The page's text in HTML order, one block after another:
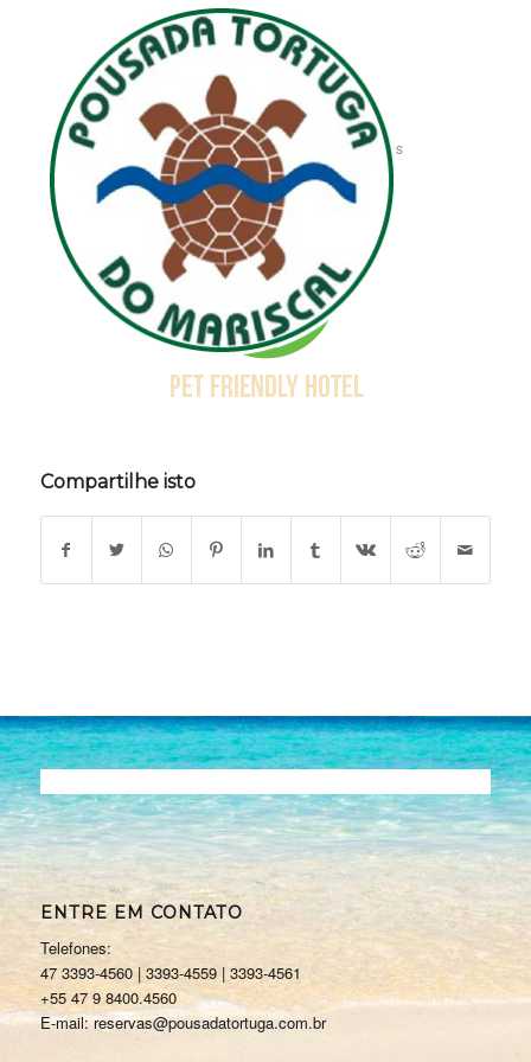
Pet
14 de março de 2017 / MVO Soluções
Compartilhe isto
ENTRE EM CONTATO
Telefones:
47 3393-4560 | 3393-4559 | 3393-4561
+55 47 9 8400.4560
E-mail: reservas@pousadatortuga.com.br